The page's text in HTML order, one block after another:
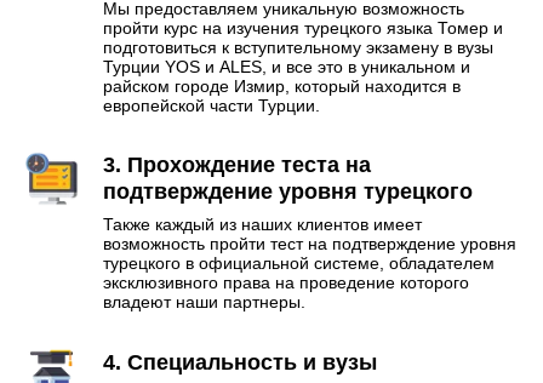
Мы предоставляем уникальную возможность
пройти курс на изучения турецкого языка Томер и
подготовиться к вступительному экзамену в вузы
Турции YOS и ALES, и все это в уникальном и
райском городе Измир, который находится в
европейской части Турции.
3. Прохождение теста на
подтверждение уровня турецкого
Также каждый из наших клиентов имеет
возможность пройти тест на подтверждение уровня
турецкого в официальной системе, обладателем
эксклюзивного права на проведение которого
владеют наши партнеры.
4. Специальность и вузы